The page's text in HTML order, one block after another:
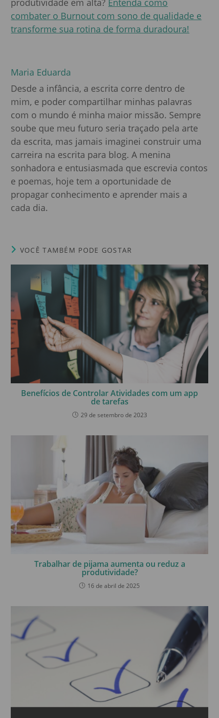
produtividade em alta? Entenda como
combater o Burnout com sono de qualidade e
transforme sua rotina de forma duradoura!
Maria Eduarda
Desde a infância, a escrita corre dentro de
mim, e poder compartilhar minhas palavras
com o mundo é minha maior missão. Sempre
soube que meu futuro seria traçado pela arte
da escrita, mas jamais imaginei construir uma
carreira na escrita para blog. A menina
sonhadora e entusiasmada que escrevia contos
e poemas, hoje tem a oportunidade de
propagar conhecimento e aprender mais a
cada dia.
VOCÊ TAMBÉM PODE GOSTAR
Benefícios de Controlar Atividades com um app
de tarefas
29 de setembro de 2023
Trabalhar de pijama aumenta ou reduz a
produtividade?
16 de abril de 2025